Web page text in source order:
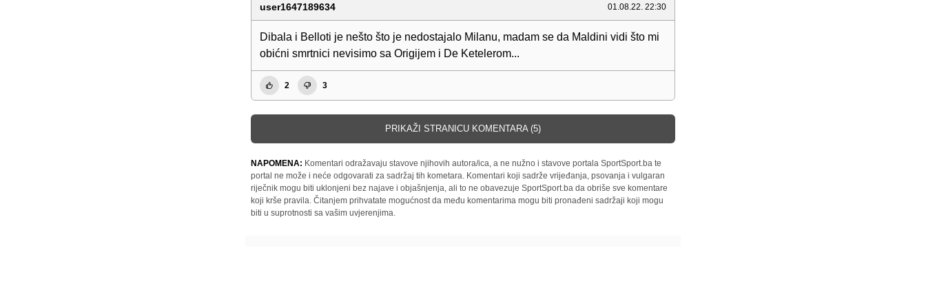
user1647189634 01.08.22. 22:30
Dibala i Belloti je nešto što je nedostajalo Milanu, madam se da Maldini vidi što mi
obićni smrtnici nevisimo sa Origijem i De Ketelerom...
2 3
PRIKAŽI STRANICU KOMENTARA (5)
NAPOMENA: Komentari odražavaju stavove njihovih autora/ica, a ne nužno i stavove portala SportSport.ba te
portal ne može i neće odgovarati za sadržaj tih kometara. Komentari koji sadrže vrijeđanja, psovanja i vulgaran
riječnik mogu biti uklonjeni bez najave i objašnjenja, ali to ne obavezuje SportSport.ba da obriše sve komentare
koji krše pravila. Čitanjem prihvatate mogućnost da među komentarima mogu biti pronađeni sadržaji koji mogu
biti u suprotnosti sa vašim uvjerenjima.